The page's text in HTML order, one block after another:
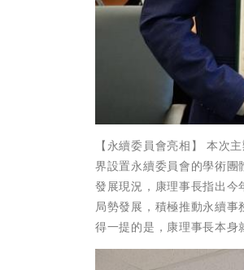
【永續委員會亮相】 本次
界設置永續委員會的學術
發展現況，康理事長指出
局勢發展，積極推動永續
得一提的是，康理事長本身